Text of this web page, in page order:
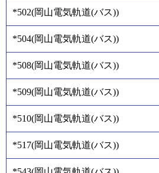
*502(岡山電気軌道(バス))
*504(岡山電気軌道(バス))
*508(岡山電気軌道(バス))
*509(岡山電気軌道(バス))
*510(岡山電気軌道(バス))
*517(岡山電気軌道(バス))